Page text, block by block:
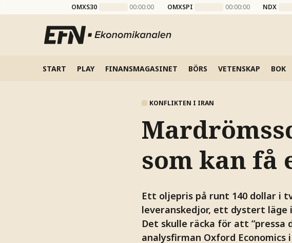
OMXS30 00:00:00 OMXSPI 00:00:00 NDX
START PLAY FINANSMAGASINET BÖRS VETENSKAP BOK
KONFLIKTEN I IRAN
som kan få
Ett oljepris på runt 140 dollar i
leveranskedjor, ett dystert läge
Det skulle räcka för att ”pressa
analysfirman Oxford Economics